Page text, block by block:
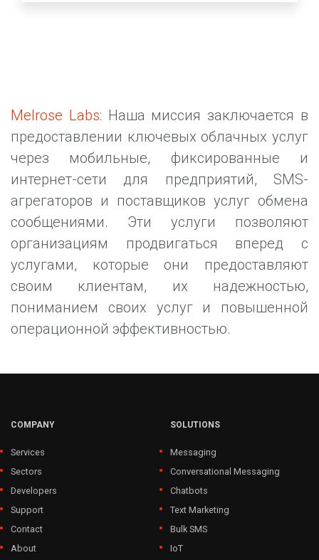
Melrose Labs: Наша миссия заключается в
предоставлении ключевых облачных услуг
через мобильные, фиксированные и
интернет-сети для предприятий, SMS-
агрегаторов и поставщиков услуг обмена
сообщениями. Эти услуги позволяют
организациям продвигаться вперед с
услугами, которые они предоставляют
своим клиентам, их надежностью,
пониманием своих услуг и повышенной
операционной эффективностью.
COMPANY
Services
Sectors
Developers
Support
Contact
About
SOLUTIONS
Messaging
Conversational Messaging
Chatbots
Text Marketing
Bulk SMS
IoT